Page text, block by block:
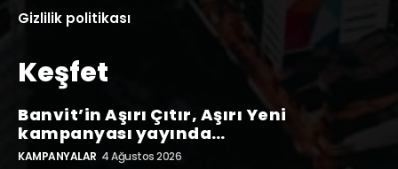
Gizlilik politikası
Keşfet
Banvit’in Aşırı Çıtır, Aşırı Yeni
kampanyası yayında…
KAMPANYALAR 4 Ağustos 2026